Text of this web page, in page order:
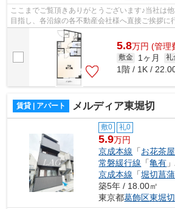
ここまでご覧頂きありがとうございます♪当社は
目指し、各沿線の各不動産会社様へ直接ご挨拶に
様へ提供しております！最新の情報は...
5.8万円 (管理
敷金 1ヶ月 礼
1階 / 1K /
賃貸 | アパート メルディア東堀切
敷0 礼0
5.9万円
京成本線 「お花茶屋
常磐緩行線 「亀有
京成本線 「堀切菖
築5年 / 18.00㎡
東京都葛飾区東堀切